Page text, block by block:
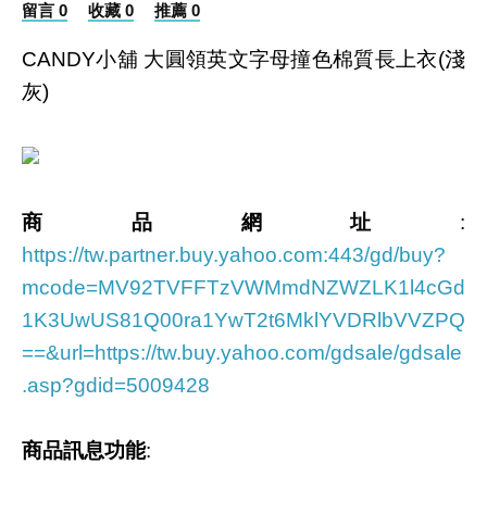
留言 0 收藏 0 推薦 0
CANDY小舖 大圓領英文字母撞色棉質長上衣(淺
灰)
商品網址 :
https://tw.partner.buy.yahoo.com:443/gd/buy?
mcode=MV92TVFFTzVWMmdNZWZLK1l4cGd
1K3UwUS81Q00ra1YwT2t6MklYVDRlbVVZPQ
==&url=https://tw.buy.yahoo.com/gdsale/gdsale
.asp?gdid=5009428
商品訊息功能: